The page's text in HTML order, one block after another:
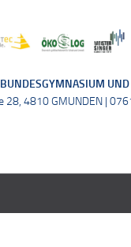
BUNDESGYMNASIUM
28, 4810 GMUNDEN |